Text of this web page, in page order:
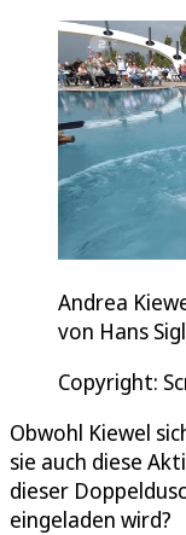
Andrea
von Hans
Copyright:
Obwohl Kiewel
sie auch diese
dieser
eingeladen wird?